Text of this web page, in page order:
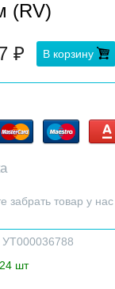
(RV)
В корзину
забрать товар у
УТ000036788
шт